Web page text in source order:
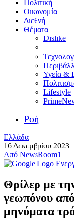
Πολιτική
Οικονομία
Διεθνή
Θέματα
Dislike
Υγεία &
Lifestyle
Ροή
Ελλάδα
16 Δεκεμβρίου 2023
Από NewsRoom1
Θρίλερ με
γεωπόνου
μηνύματα